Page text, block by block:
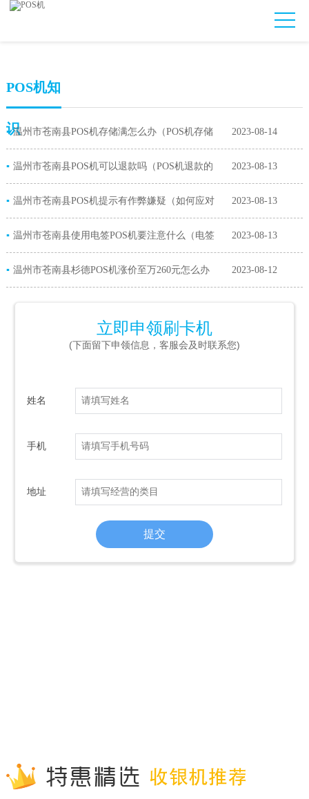
POS机知
识
▪ 温州市苍南县POS机存储满怎么办（POS机存储
满对商家的影响）
2023-08-14
▪ 温州市苍南县POS机可以退款吗（POS机退款的
流程）
2023-08-13
▪ 温州市苍南县POS机提示有作弊嫌疑（如何应对
POS机提示作弊嫌疑）
2023-08-13
▪ 温州市苍南县使用电签POS机要注意什么（电签
POS机的功能）
2023-08-13
▪ 温州市苍南县杉德POS机涨价至万260元怎么办
（杉德POS机费率上涨原因）
2023-08-12